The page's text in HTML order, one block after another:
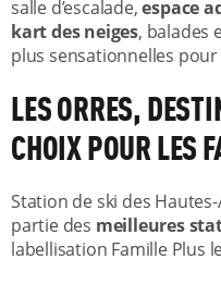
salle d’escalade,espace
kart des neiges, balades
plus sensationnelles
LES ORRES,
CHOIX POUR LES
Station de ski des Hautes-
partie des meilleures
labellisation Famille Plus